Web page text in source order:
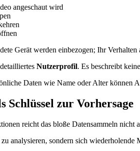
angeschaut wird
Gerät werden einbezogen; Ihr
Nutzerprofil. Es beschreibt
Daten wie Name oder Alter können
Schlüssel zur Vorhersage
reicht das bloße Datensammeln nicht
analysieren, sondern sich wiederholende